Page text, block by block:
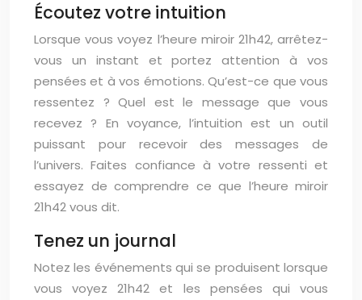
Écoutez votre intuition
Lorsque vous voyez l’heure miroir 21h42, arrêtez-
vous un instant et portez attention à vos
pensées et à vos émotions. Qu’est-ce que vous
ressentez ? Quel est le message que vous
recevez ? En voyance, l’intuition est un outil
puissant pour recevoir des messages de
l’univers. Faites confiance à votre ressenti et
essayez de comprendre ce que l’heure miroir
21h42 vous dit.
Tenez un journal
Notez les événements qui se produisent lorsque
vous voyez 21h42 et les pensées qui vous